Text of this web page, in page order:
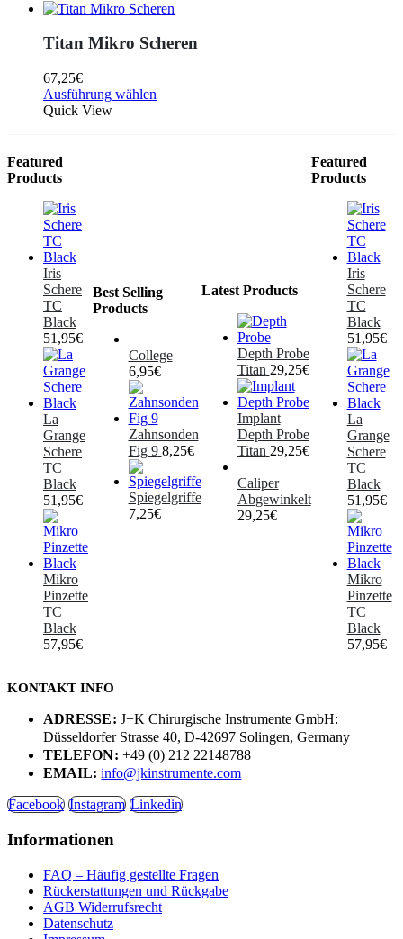
Titan Mikro Scheren
67,25€
Ausführung wählen
Quick View
Featured
Products
Iris
Schere
TC
Black
51,95€
La
Grange
Schere
TC
Black
51,95€
Mikro
Pinzette
TC
Black
57,95€
Best Selling
Products
College
6,95€
Zahnsonden
Fig 9 8,25€
Spiegelgriffe
7,25€
Latest Products
Depth Probe
Titan 29,25€
Implant
Depth Probe
Titan 29,25€
Caliper
Abgewinkelt
29,25€
Featured
Products
Iris
Schere
TC
Black
51,95€
La
Grange
Schere
TC
Black
51,95€
Mikro
Pinzette
TC
Black
57,95€
KONTAKT INFO
ADRESSE: J+K Chirurgische Instrumente GmbH:
Düsseldorfer Strasse 40, D-42697 Solingen, Germany
TELEFON: +49 (0) 212 22148788
EMAIL: info@jkinstrumente.com
Facebook Instagram Linkedin
Informationen
FAQ – Häufig gestellte Fragen
Rückerstattungen und Rückgabe
AGB Widerrufsrecht
Datenschutz